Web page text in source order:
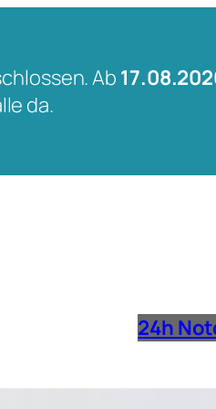
Ab
da.
24h